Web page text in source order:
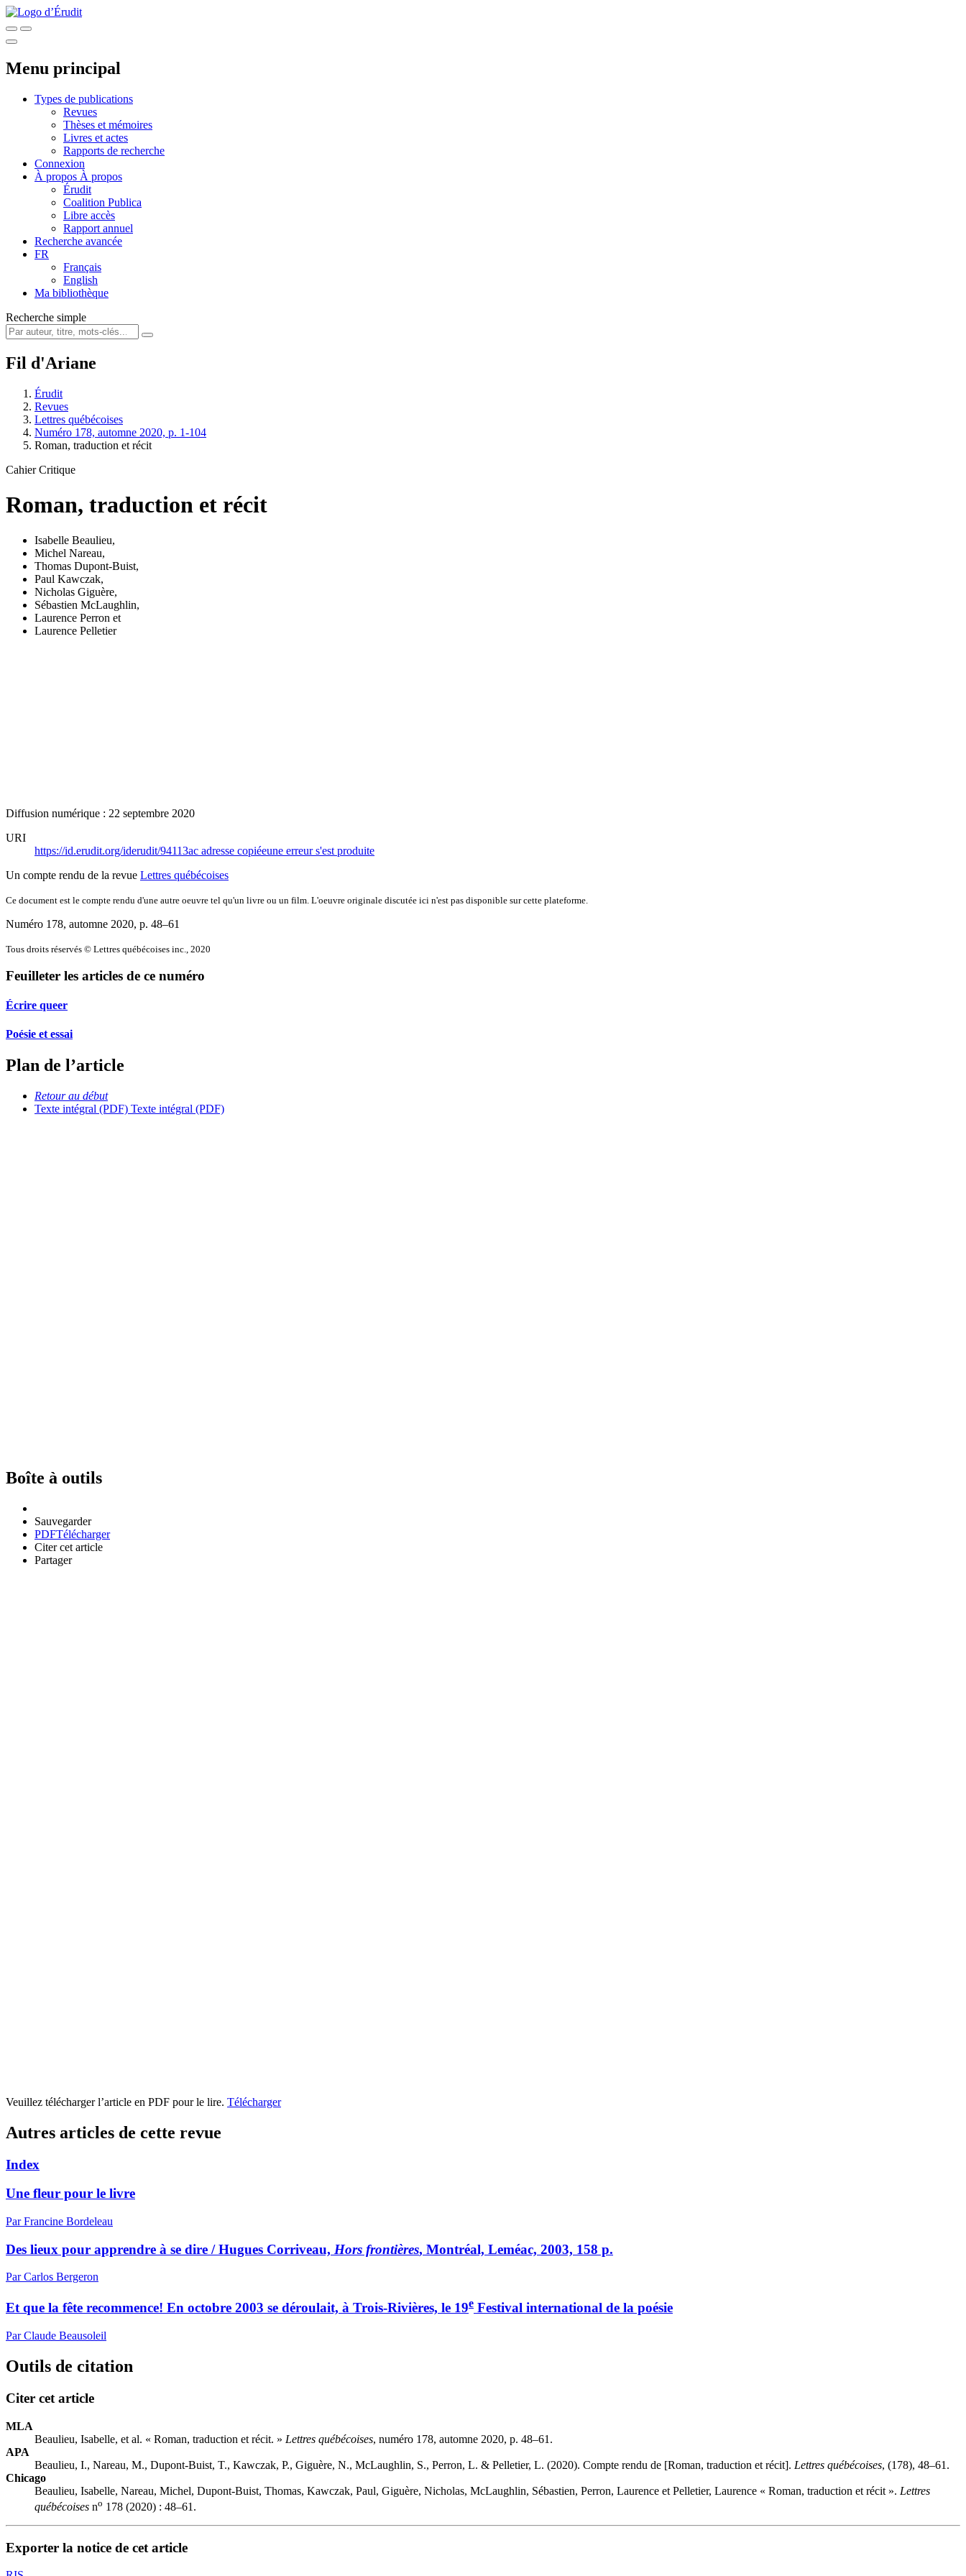
Menu principal
Types de publications
Revues
Thèses et mémoires
Livres et actes
Rapports de recherche
Connexion
À propos À propos
Érudit
Coalition Publica
Libre accès
Rapport annuel
Recherche avancée
FR
Français
English
Ma bibliothèque
Recherche simple
Fil d'Ariane
Érudit
Revues
Lettres québécoises
Numéro 178, automne 2020, p. 1-104
Roman, traduction et récit
Cahier Critique
Roman, traduction et récit
Isabelle Beaulieu,
Michel Nareau,
Thomas Dupont-Buist,
Paul Kawczak,
Nicholas Giguère,
Sébastien McLaughlin,
Laurence Perron et
Laurence Pelletier
Diffusion numérique : 22 septembre 2020
URI
https://id.erudit.org/iderudit/94113ac adresse copiéeune erreur s'est produite
Un compte rendu de la revue Lettres québécoises
Ce document est le compte rendu d'une autre oeuvre tel qu'un livre ou un film. L'oeuvre originale discutée ici n'est pas disponible sur cette plateforme.
Numéro 178, automne 2020, p. 48–61
Tous droits réservés © Lettres québécoises inc., 2020
Feuilleter les articles de ce numéro
Écrire queer
Poésie et essai
Plan de l’article
Retour au début
Texte intégral (PDF) Texte intégral (PDF)
Boîte à outils
Sauvegarder
PDFTélécharger
Citer cet article
Partager
Veuillez télécharger l’article en PDF pour le lire. Télécharger
Autres articles de cette revue
Index
Une fleur pour le livre
Par Francine Bordeleau
Des lieux pour apprendre à se dire / Hugues Corriveau, Hors frontières, Montréal, Leméac, 2003, 158 p.
Par Carlos Bergeron
Et que la fête recommence! En octobre 2003 se déroulait, à Trois-Rivières, le 19e Festival international de la poésie
Par Claude Beausoleil
Outils de citation
Citer cet article
MLA
Beaulieu, Isabelle, et al. « Roman, traduction et récit. » Lettres québécoises, numéro 178, automne 2020, p. 48–61.
APA
Beaulieu, I., Nareau, M., Dupont-Buist, T., Kawczak, P., Giguère, N., McLaughlin, S., Perron, L. & Pelletier, L. (2020). Compte rendu de [Roman, traduction et récit]. Lettres québécoises, (178), 48–61.
Chicago
Beaulieu, Isabelle, Nareau, Michel, Dupont-Buist, Thomas, Kawczak, Paul, Giguère, Nicholas, McLaughlin, Sébastien, Perron, Laurence et Pelletier, Laurence « Roman, traduction et récit ». Lettres
québécoises no 178 (2020) : 48–61.
Exporter la notice de cet article